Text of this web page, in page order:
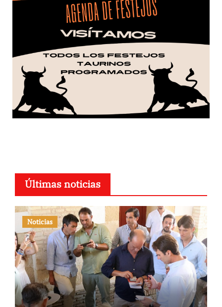
Últimas noticias
Noticias